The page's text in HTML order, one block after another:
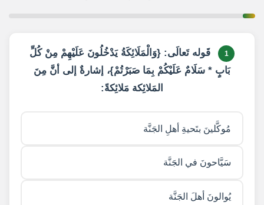
1
قَوله تَعالَى: {وَالْمَلَائِكَةُ يَدْخُلُونَ عَلَيْهِمْ مِنْ كُلِّ
بَابٍ * سَلَامٌ عَلَيْكُمْ بِمَا صَبَرْتُمْ}، إشارةٌ إلى أنَّ مِنَ
المَلائِكة مَلائِكةً:
مُوكَّلينَ بتَحيةِ أهلِ الجَنَّة
سَيَّاحونَ في الجَنَّة
يُوالونَ أهلَ الجَنَّة